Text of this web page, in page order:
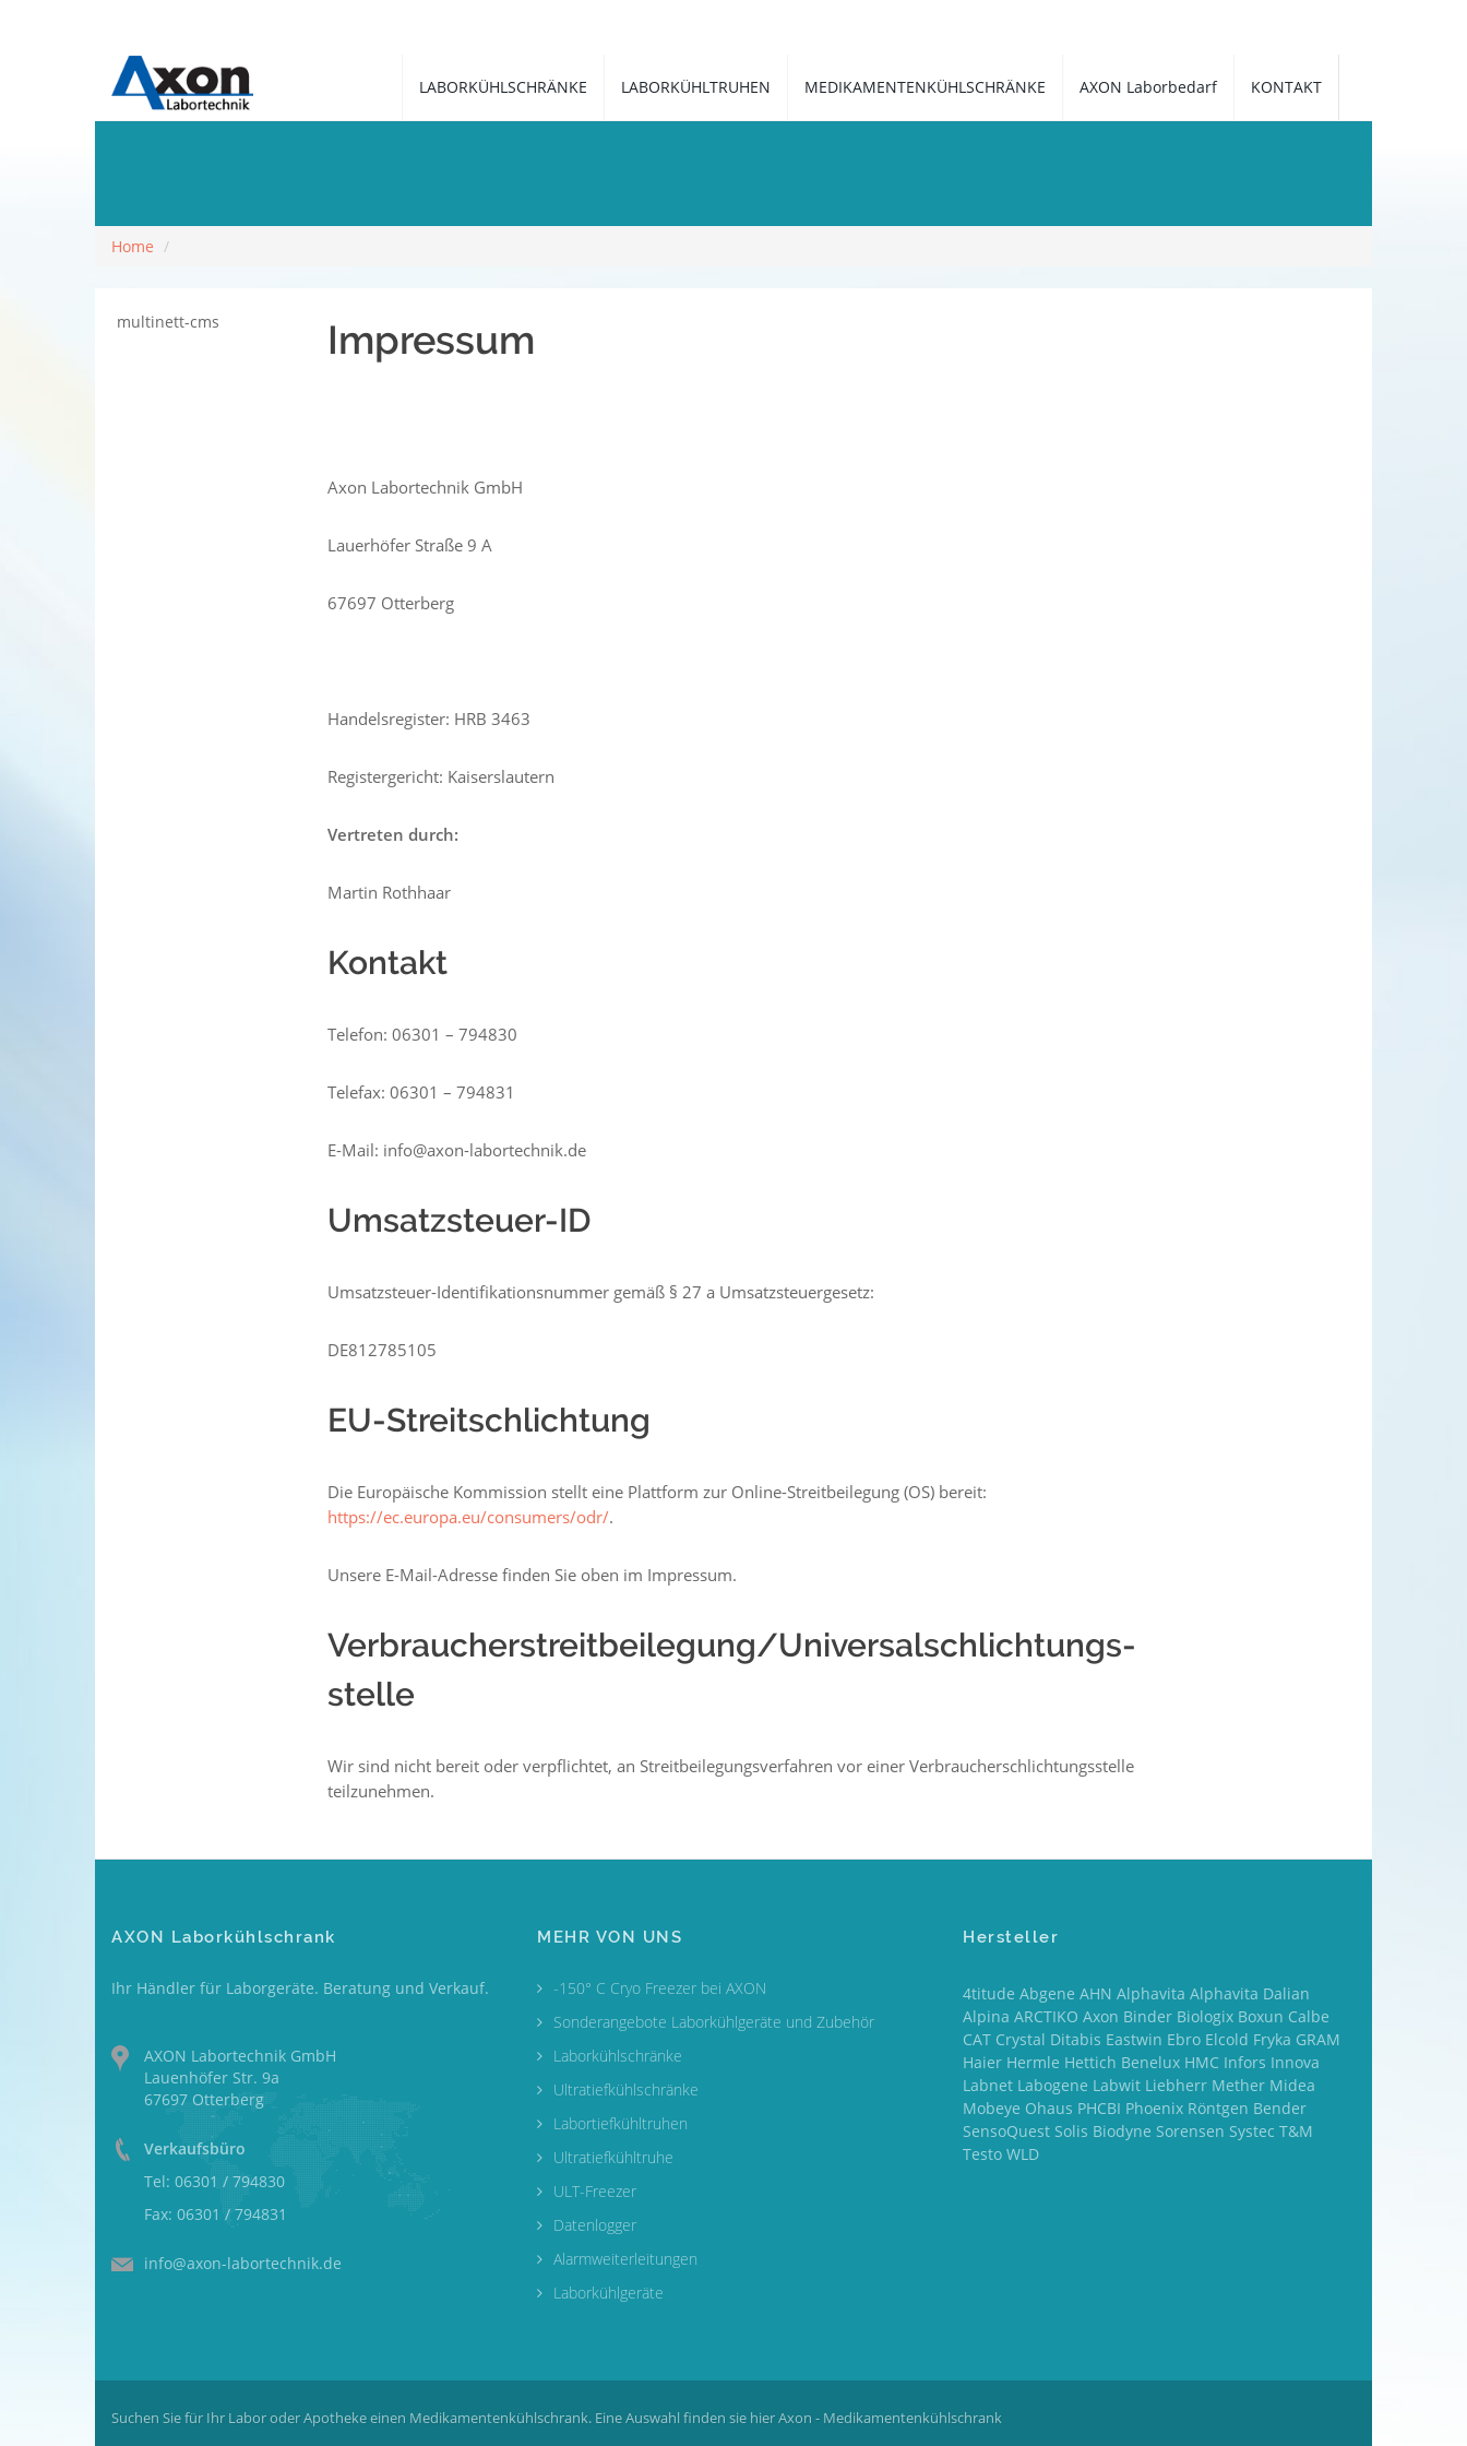
LABORKÜHLSCHRÄNKE LABORKÜHLTRUHEN MEDIKAMENTENKÜHLSCHRÄNKE AXON Laborbedarf KONTAKT
Home
multinett-cms Impressum
Axon Labortechnik GmbH
Lauerhöfer Straße 9 A
67697 Otterberg
Handelsregister: HRB 3463
Registergericht: Kaiserslautern
Vertreten durch:
Martin Rothhaar
Kontakt
Telefon: 06301 – 794830
Telefax: 06301 – 794831
E-Mail: info@axon-labortechnik.de
Umsatzsteuer-ID
Umsatzsteuer-Identifikationsnummer gemäß § 27 a Umsatzsteuergesetz:
DE812785105
EU-Streitschlichtung
Die Europäische Kommission stellt eine Plattform zur Online-Streitbeilegung (OS) bereit:
https://ec.europa.eu/consumers/odr/.
Unsere E-Mail-Adresse finden Sie oben im Impressum.
Verbraucher­streit­beilegung/Universal­schlichtungs­
stelle
Wir sind nicht bereit oder verpflichtet, an Streitbeilegungsverfahren vor einer Verbraucherschlichtungsstelle
teilzunehmen.
AXON Laborkühlschrank
Ihr Händler für Laborgeräte. Beratung und Verkauf.
AXON Labortechnik GmbH
Lauenhöfer Str. 9a
67697 Otterberg
Verkaufsbüro
Tel: 06301 / 794830
Fax: 06301 / 794831
info@axon-labortechnik.de
MEHR VON UNS
-150° C Cryo Freezer bei AXON
Sonderangebote Laborkühlgeräte und Zubehör
Laborkühlschränke
Ultratiefkühlschränke
Labortiefkühltruhen
Ultratiefkühltruhe
ULT-Freezer
Datenlogger
Alarmweiterleitungen
Laborkühlgeräte
Hersteller
4titude Abgene AHN Alphavita Alphavita Dalian
Alpina ARCTIKO Axon Binder Biologix Boxun Calbe
CAT Crystal Ditabis Eastwin Ebro Elcold Fryka GRAM
Haier Hermle Hettich Benelux HMC Infors Innova
Labnet Labogene Labwit Liebherr Mether Midea
Mobeye Ohaus PHCBI Phoenix Röntgen Bender
SensoQuest Solis Biodyne Sorensen Systec T&M
Testo WLD
Suchen Sie für Ihr Labor oder Apotheke einen Medikamentenkühlschrank. Eine Auswahl finden sie hierAxon - Medikamentenkühlschrank